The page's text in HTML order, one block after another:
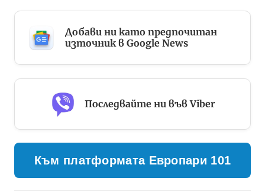
Добави ни като предпочитан
източник в Google News
Последвайте ни във Viber
Към платформата Европари 101